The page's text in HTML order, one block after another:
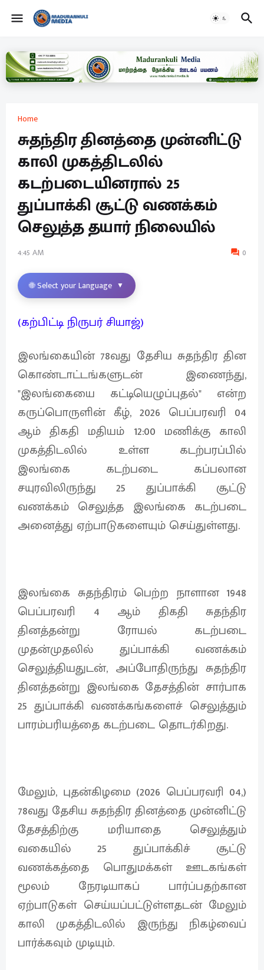
Home
சுதந்திர தினத்தை முன்னிட்டு
காலி முகத்திடலில்
கடற்படையினரால் 25
துப்பாக்கி சூட்டு வணக்கம்
செலுத்த தயார் நிலையில்
4:45 AM 0
🌐 Select your Language ▼
(கற்பிட்டி நிருபர் சியாஜ்)
இலங்கையின் 78வது தேசிய சுதந்திர தின
கொண்டாட்டங்களுடன் இணைந்து,
"இலங்கையை கட்டியெழுப்புதல்" என்ற
கருப்பொருளின் கீழ், 2026 பெப்பரவரி 04
ஆம் திகதி மதியம் 12:00 மணிக்கு காலி
முகத்திடலில் உள்ள கடற்பரப்பில்
இலங்கை கடற்படை கப்பலான
சயுரவிலிருந்து 25 துப்பாக்கி சூட்டு
வணக்கம் செலுத்த இலங்கை கடற்படை
அனைத்து ஏற்பாடுகளையும் செய்துள்ளது.
இலங்கை சுதந்திரம் பெற்ற நாளான 1948
பெப்பரவரி 4 ஆம் திகதி சுதந்திர
தினத்தன்று ரோயல் கடற்படை
முதன்முதலில் துப்பாக்கி வணக்கம்
செலுத்தியதுடன், அப்போதிருந்து சுதந்திர
தினத்தன்று இலங்கை தேசத்தின் சார்பாக
25 துப்பாக்கி வணக்கங்களைச் செலுத்தும்
பாரம்பரியத்தை கடற்படை தொடர்கிறது.
மேலும், புதன்கிழமை (2026 பெப்பரவரி 04,)
78வது தேசிய சுதந்திர தினத்தை முன்னிட்டு
தேசத்திற்கு மரியாதை செலுத்தும்
வகையில் 25 துப்பாக்கிச் சூட்டு
வணக்கத்தை பொதுமக்கள் ஊடகங்கள்
மூலம் நேரடியாகப் பார்ப்பதற்கான
ஏற்பாடுகள் செய்யப்பட்டுள்ளதடன் மேலும்
காலி முகத்திடலில் இருந்து நிகழ்வைப்
பார்க்கவும் முடியும்.